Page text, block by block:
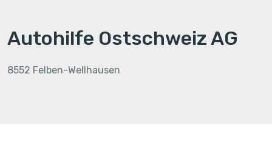
Autohilfe Ostschweiz AG
8552 Felben-Wellhausen